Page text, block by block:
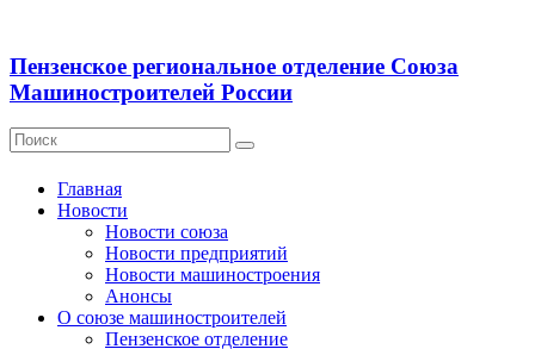
Пензенское региональное отделение Союза
Машиностроителей России
Главная
Новости
Новости союза
Новости предприятий
Новости машиностроения
Анонсы
О союзе машиностроителей
Пензенское отделение